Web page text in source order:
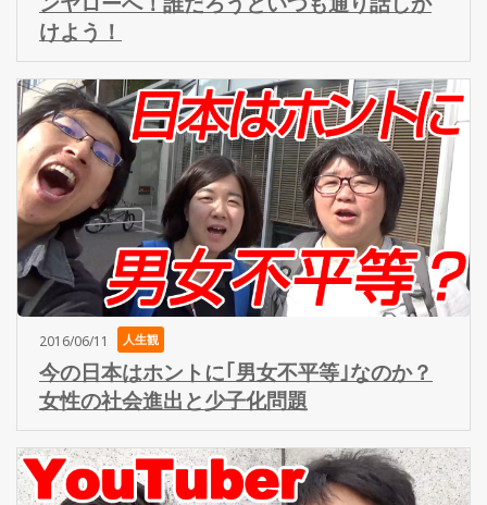
けよう！
2016/06/11 人生観
今の日本はホントに｢男女不平等｣なのか？
女性の社会進出と少子化問題